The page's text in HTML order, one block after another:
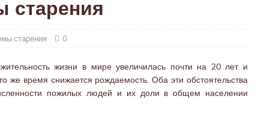
старения 0
жизни в мире увеличилась почти на 20 лет и
же время снижается рождаемость. Оба эти обстоятельства
пожилых людей и их доли в общем населении